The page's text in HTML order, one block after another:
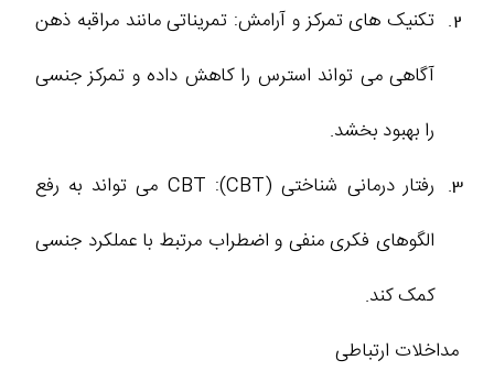
تکنیک‌ های تمرکز و آرامش: تمریناتی مانند مراقبه ذهن
‌آگاهی می‌ تواند استرس را کاهش داده و تمرکز جنسی
را بهبود بخشد.
رفتار درمانی شناختی (CBT): CBT می‌ تواند به رفع
الگوهای فکری منفی و اضطراب مرتبط با عملکرد جنسی
کمک کند.
مداخلات ارتباطی